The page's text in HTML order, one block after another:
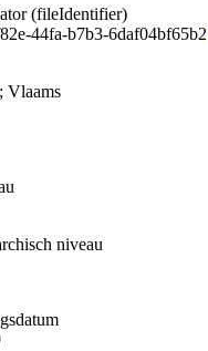
(fileIdentifier)
44fa-b7b3-6daf04bf65b2
Vlaams
niveau